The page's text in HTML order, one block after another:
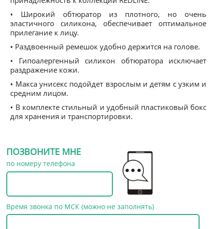
• Широкий обтюратор из плотного, но очень
эластичного силикона, обеспечивает оптимальное
прилегание к лицу.
• Раздвоенный ремешок удобно держится на голове.
• Гипоалергенный силикон обтюратора исключает
раздражение кожи.
• Макса унисекс подойдет взрослым и детям с узким и
средним лицом.
• В комплекте стильный и удобный пластиковый бокс
для хранения и транспортировки.
ПОЗВОНИТЕ МНЕ
по номеру телефона
Время звонка по МСК (можно не заполнять)